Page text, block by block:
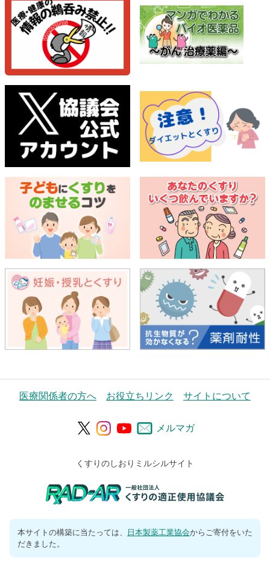
医療関係者の方へ お役立ちリンク サイトについて
メルマガ
くすりのしおりミルシルサイト
本サイトの構築に当たっては、 日本製薬工業協会からご寄付をいた
だきました。